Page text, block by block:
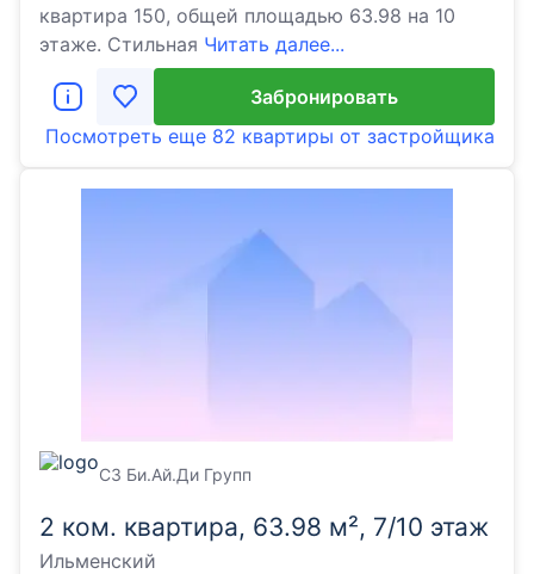
квартира 150, общей площадью 63.98 на 10
этаже. Стильная Читать далее...
Забронировать
Посмотреть еще 82 квартиры от застройщика
2 ком. квартира, 63.98 м², 7/10 этаж
Ильменский
СЗ Би.Ай.Ди Групп